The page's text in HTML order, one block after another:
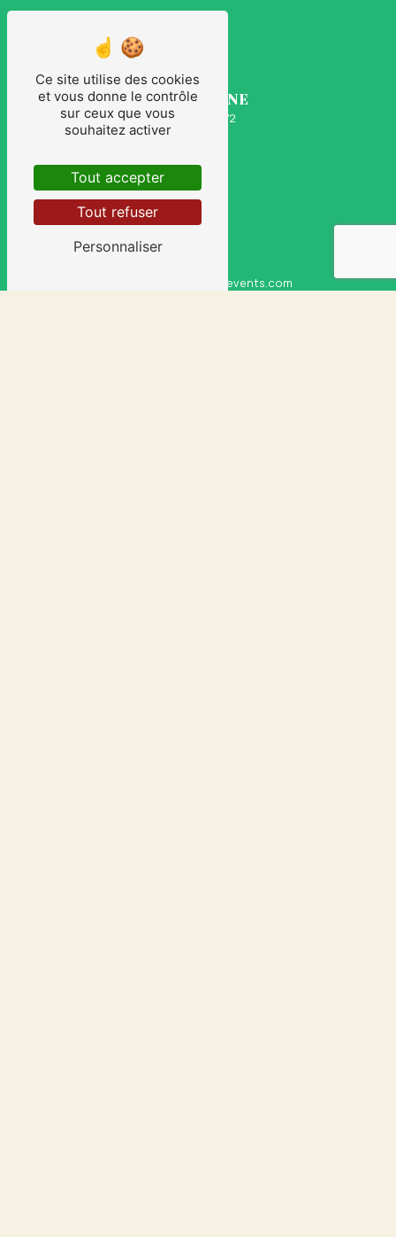
TÉLÉPHONE
06 30 18 98 72
cyrildesousa@sasudsevents.com
Ce site utilise des cookies
et vous donne le contrôle
sur ceux que vous
souhaitez activer
Tout accepter
Tout refuser
Personnaliser